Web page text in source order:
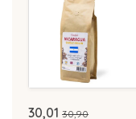
30,01 30,90